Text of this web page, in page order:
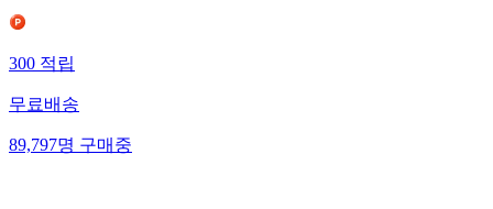
300적립
무료배송
89,797명구매중